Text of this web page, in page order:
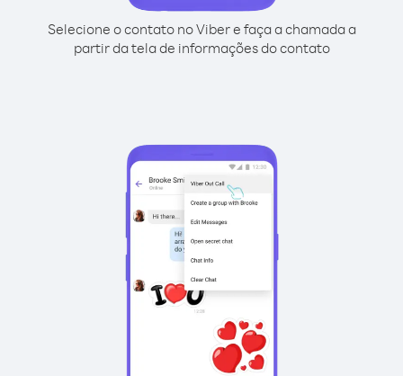
Selecione o contato no Viber e faça a chamada a
partir da tela de informações do contato